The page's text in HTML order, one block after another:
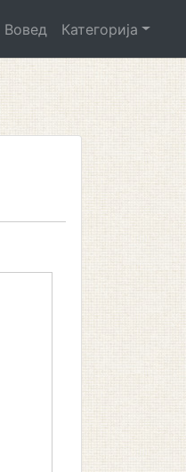
Вовед Категорија